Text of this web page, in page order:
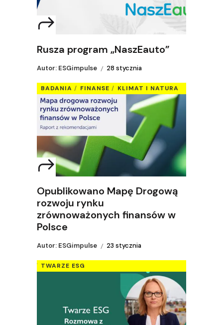
Rusza program „NaszEauto”
Autor: ESGimpulse 28 stycznia
BADANIA FINANSE KLIMAT I NATURA
Opublikowano Mapę Drogową
rozwoju rynku
zrównoważonych finansów w
Polsce
Autor: ESGimpulse 23 stycznia
TWARZE ESG